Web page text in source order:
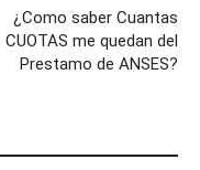
¿Como saber Cuantas
CUOTAS me quedan del
Prestamo de ANSES?